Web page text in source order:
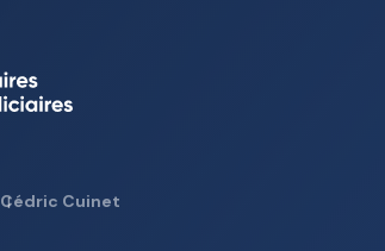
Cédric Cuinet